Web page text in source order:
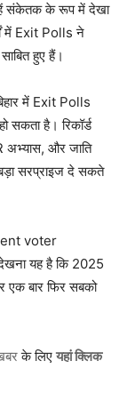
संकेतक के रूप में देखा
में Exit Polls ने
हुए हैं।
में Exit Polls
सकता है। रिकॉर्ड
अभ्यास, और जाति
सरप्राइज दे सकते
voter
यह है कि 2025
एक बार फिर सबको
के लिए यहां क्लिक